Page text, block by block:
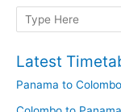
Search
Latest
Panama to